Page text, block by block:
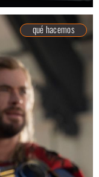
qué hacemos